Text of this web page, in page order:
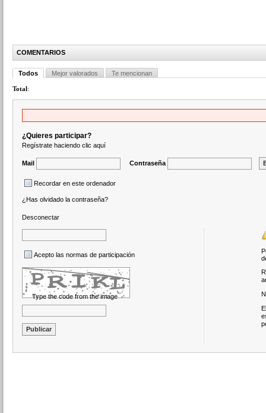
COMENTARIOS
Todos Mejor valorados Te mencionan
Total:
¿Quieres participar?
Regístrate haciendo clic aquí
Mail Contraseña
Recordar en este ordenador
¿Has olvidado la contraseña?
Desconectar
Acepto las normas de participación
Type the code from the image